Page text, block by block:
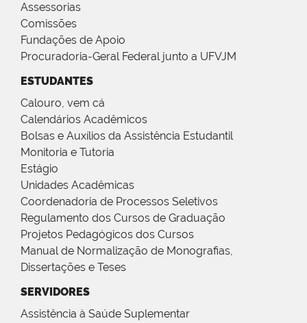
Assessorias
Comissões
Fundações de Apoio
Procuradoria-Geral Federal junto a UFVJM
ESTUDANTES
Calouro, vem cá
Calendários Acadêmicos
Bolsas e Auxílios da Assistência Estudantil
Monitoria e Tutoria
Estágio
Unidades Acadêmicas
Coordenadoria de Processos Seletivos
Regulamento dos Cursos de Graduação
Projetos Pedagógicos dos Cursos
Manual de Normalização de Monografias,
Dissertações e Teses
SERVIDORES
Assistência à Saúde Suplementar